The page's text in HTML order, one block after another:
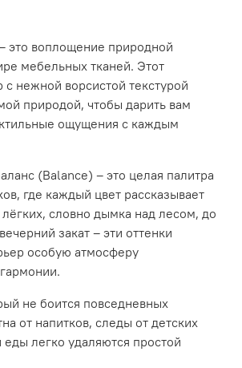
это воплощение природной
мебельных тканей. Этот
нежной ворсистой текстурой
природой, чтобы дарить вам
ощущения с каждым
(Balance) – это целая палитра
где каждый цвет рассказывает
словно дымка над лесом, до
закат – эти оттенки
особую атмосферу
не боится повседневных
от напитков, следы от детских
еды легко удаляются простой